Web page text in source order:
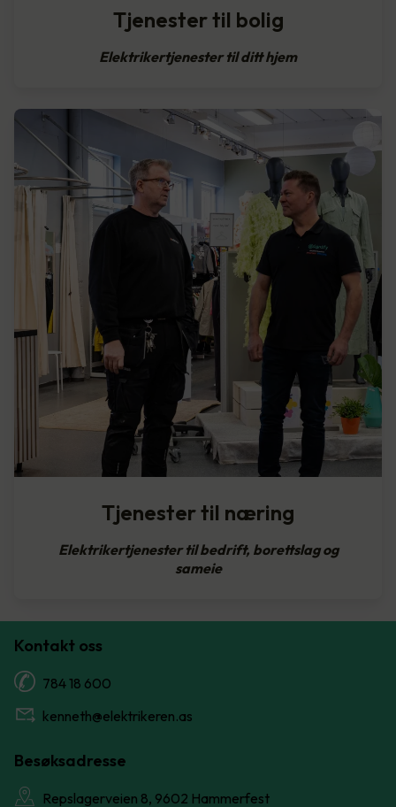
Tjenester til bolig
Elektrikertjenester til ditt hjem
Tjenester til næring
Elektrikertjenester til bedrift, borettslag og
sameie
Kontakt oss
784 18 600
kenneth@elektrikeren.as
Besøksadresse
Repslagerveien 8, 9602 Hammerfest